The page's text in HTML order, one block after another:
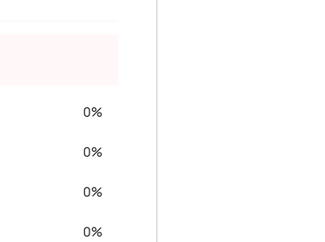
0%
0%
0%
0%